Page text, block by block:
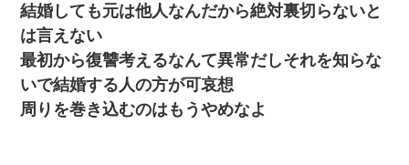
結婚しても元は他人なんだから絶対裏切らないと
は言えない
最初から復讐考えるなんて異常だしそれを知らな
いで結婚する人の方が可哀想
周りを巻き込むのはもうやめなよ